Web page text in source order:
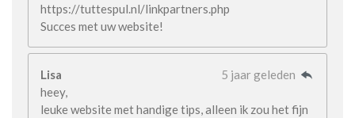
https://tuttespul.nl/linkpartners.php
Succes met uw website!
Lisa
5 jaar geleden
heey,
leuke website met handige tips, alleen ik zou het fijn